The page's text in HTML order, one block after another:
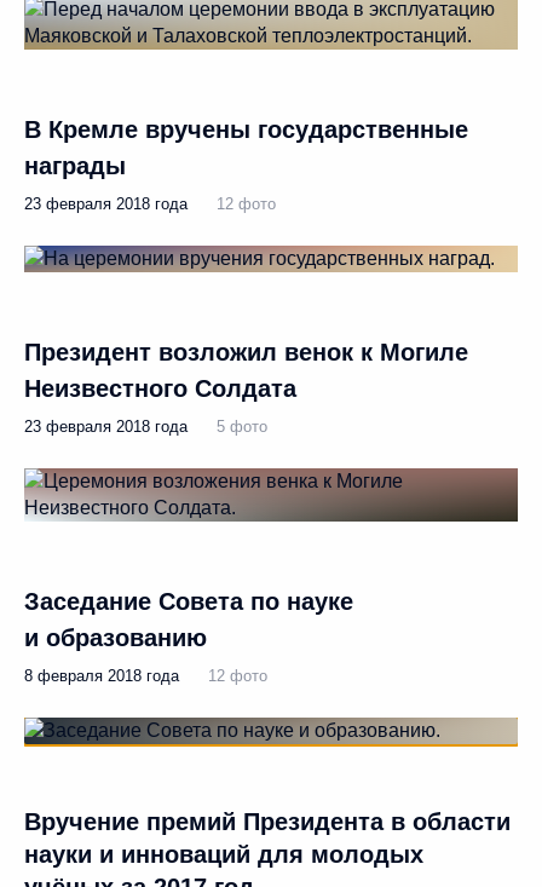
В Кремле вручены государственные
награды
23 февраля 2018 года 12 фото
Президент возложил венок к Могиле
Неизвестного Солдата
23 февраля 2018 года 5 фото
Заседание Совета по науке
и образованию
8 февраля 2018 года 12 фото
Вручение премий Президента в области
науки и инноваций для молодых